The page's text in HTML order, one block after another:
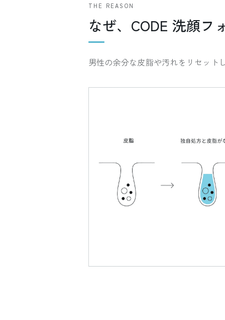
THE REASON
なぜ、CODE 洗顔フ
男性の余分な皮脂や汚れをリセット